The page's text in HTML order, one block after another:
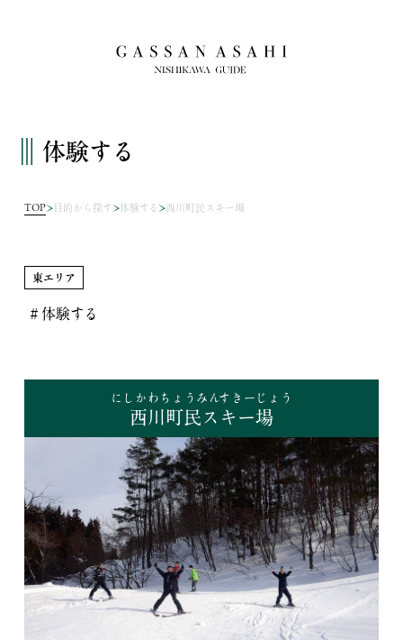
体験する
TOP 目的から探す 体験する 西川町民スキー場
東エリア
＃体験する
西川町民スキー場